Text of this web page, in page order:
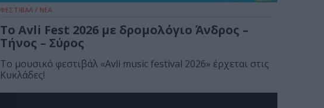
ΦΕΣΤΙΒΑΛ / ΝΕΑ
Το Avli Fest 2026 με δρομολόγιο Άνδρος –
Τήνος – Σύρος
Το μουσικό φεστιβάλ «Avli music festival 2026» έρχεται στις
Κυκλάδες!